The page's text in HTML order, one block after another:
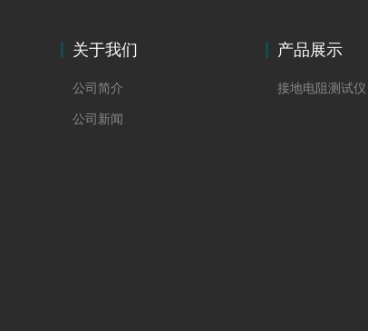
关于我们
公司简介
公司新闻
产品展示
接地电阻测试仪